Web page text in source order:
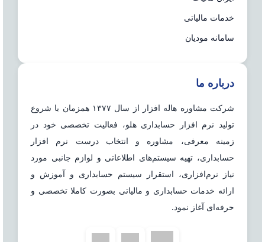
خدمات مالیاتی
سامانه مودیان
درباره ما
شرکت مشاوره هاله افزار از سال ۱۳۷۷ همزمان با شروع
تولید نرم افزار حسابداری هلو، فعالیت تخصصی خود در
زمینه معرفی، مشاوره و انتخاب درست نرم افزار
حسابداری، تهیه سیستم‌های اطلاعاتی و لوازم جانبی مورد
نیاز نرم‌افزاری، استقرار سیستم حسابداری و آموزش و
ارائه خدمات حسابداری و مالیاتی بصورت کاملا تخصصی و
حرفه‌ای آغاز نمود.